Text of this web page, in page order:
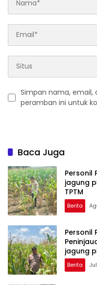
Simpan nama, email,
peramban ini untuk
Baca Juga
Personil
jagung
TPTM
Berita
Personil
jagung
TPTM
Berita